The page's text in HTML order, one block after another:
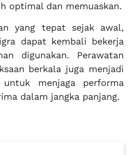
optimal dan memuaskan.
yang tepat sejak awal,
dapat kembali bekerja
digunakan. Perawatan
berkala juga menjadi
menjaga performa
dalam jangka panjang.